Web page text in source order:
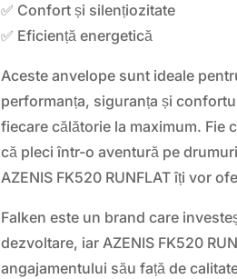
✅ Confort și silențiozitate
✅ Eficiență energetică
Aceste anvelope sunt ideale
performanța, siguranța și
fiecare călătorie la maximum. Fie
că pleci într-o aventură pe
AZENIS FK520 RUNFLAT îți vor
Falken este un brand care
dezvoltare, iar AZENIS FK520
angajamentului său față de